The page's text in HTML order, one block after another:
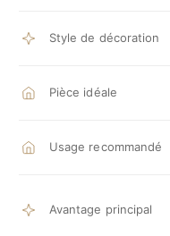
Style de décoration
Pièce idéale
Usage recommandé
Avantage principal